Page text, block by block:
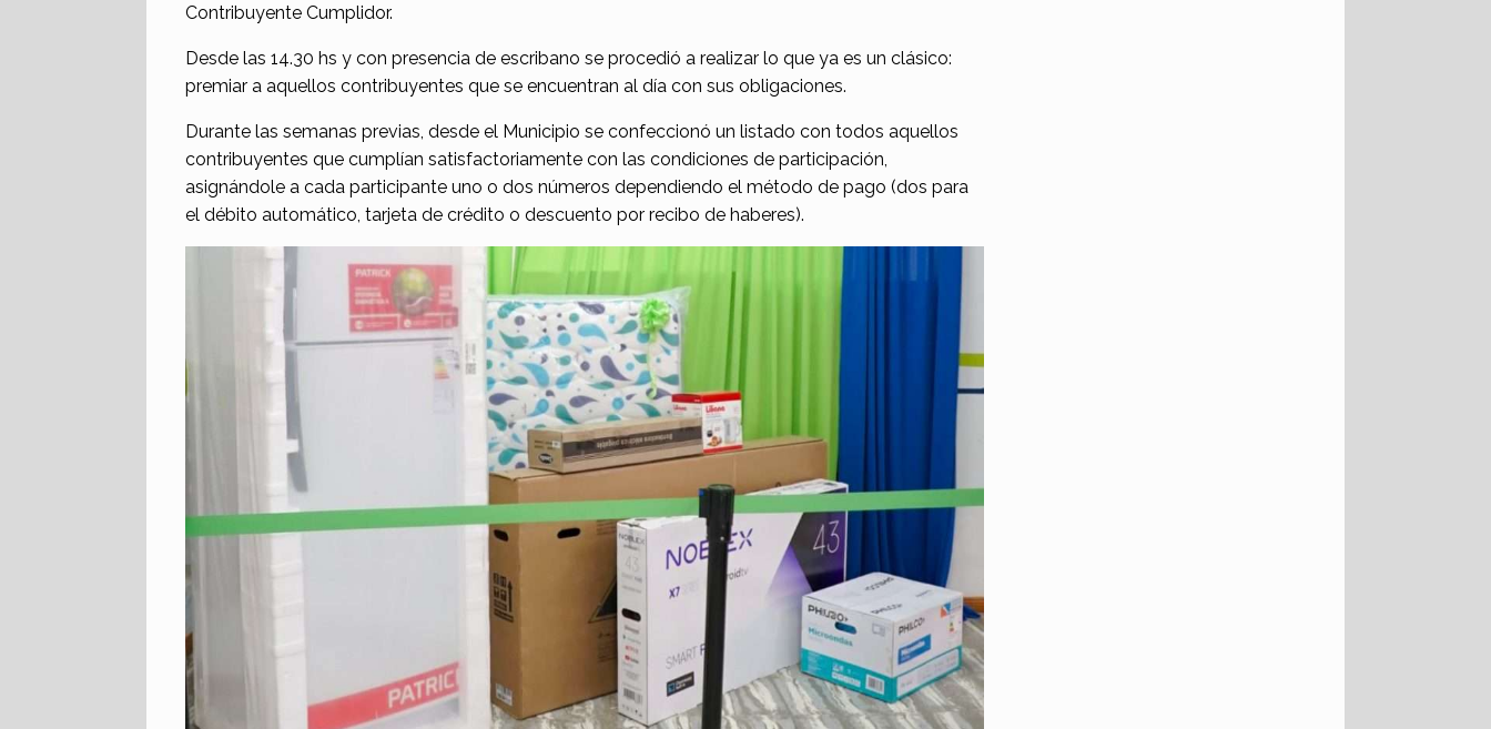
Contribuyente Cumplidor.
Desde las 14.30 hs y con presencia de escribano se procedió a realizar lo que ya es un clásico:
premiar a aquellos contribuyentes que se encuentran al día con sus obligaciones.
Durante las semanas previas, desde el Municipio se confeccionó un listado con todos aquellos
contribuyentes que cumplían satisfactoriamente con las condiciones de participación,
asignándole a cada participante uno o dos números dependiendo el método de pago (dos para
el débito automático, tarjeta de crédito o descuento por recibo de haberes).